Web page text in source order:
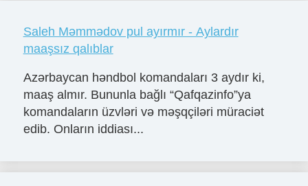
Saleh Məmmədov pul ayırmır - Aylardır
maaşsız qalıblar
Azərbaycan həndbol komandaları 3 aydır ki,
maaş almır. Bununla bağlı “Qafqazinfo”ya
komandaların üzvləri və məşqçiləri müraciət
edib. Onların iddiası...